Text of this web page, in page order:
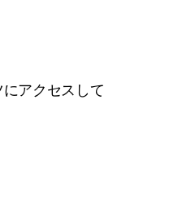
アクセスして